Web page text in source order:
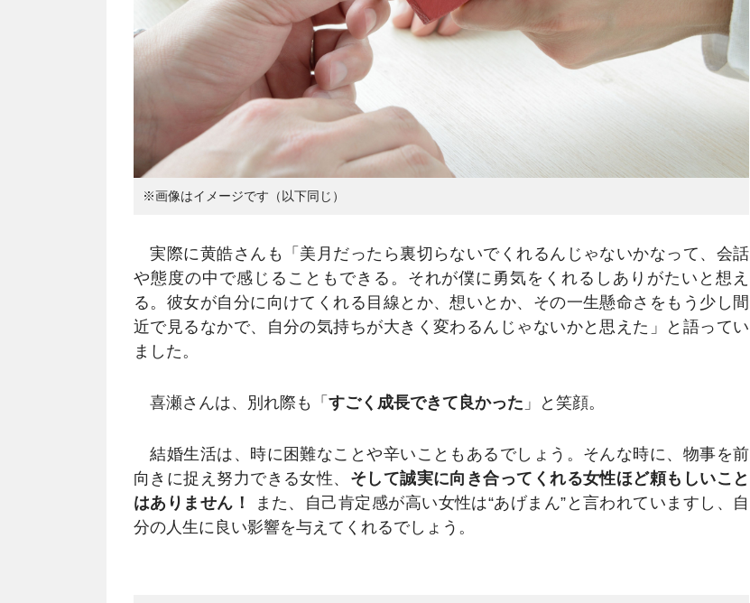
※画像はイメージです（以下同じ）
実際に黄皓さんも「美月だったら裏切らないでくれるんじゃないかなって、会話
や態度の中で感じることもできる。それが僕に勇気をくれるしありがたいと想え
る。彼女が自分に向けてくれる目線とか、想いとか、その一生懸命さをもう少し間
近で見るなかで、自分の気持ちが大きく変わるんじゃないかと思えた」と語ってい
ました。
喜瀬さんは、別れ際も「 すごく成長できて良かった 」と笑顔。
結婚生活は、時に困難なことや辛いこともあるでしょう。そんな時に、物事を前
向きに捉え努力できる女性、 そして誠実に向き合ってくれる女性ほど頼もしいこと
はありません！
また、自己肯定感が高い女性は“あげまん”と言われていますし、自
分の人生に良い影響を与えてくれるでしょう。